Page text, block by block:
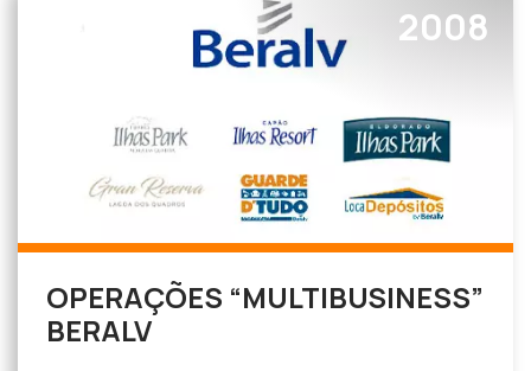
2008
OPERAÇÕES “MULTIBUSINESS”
BERALV